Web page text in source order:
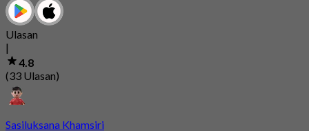
Ulasan
|
4.8
(33 Ulasan)
Sasiluksana Khamsiri